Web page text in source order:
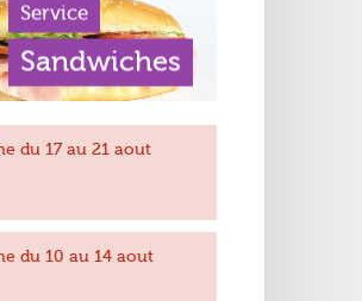
Service
Sandwiches
du 17 au 21 aout
du 10 au 14 aout